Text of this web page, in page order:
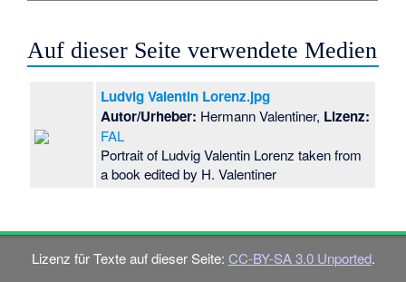
Auf dieser Seite verwendete Medien
Ludvig Valentin Lorenz.jpg
Autor/Urheber: Hermann Valentiner, Lizenz:
FAL
Portrait of Ludvig Valentin Lorenz taken from
a book edited by H. Valentiner
Lizenz für Texte auf dieser Seite: CC-BY-SA 3.0 Unported.